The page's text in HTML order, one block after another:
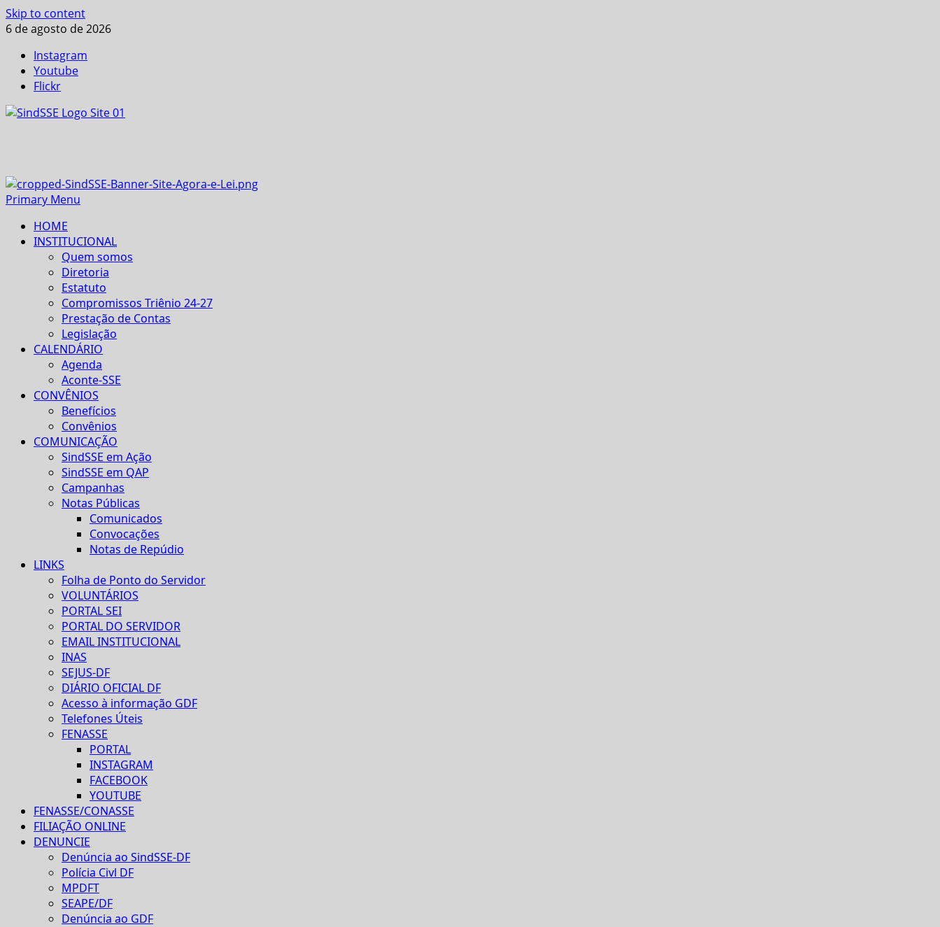
Skip to content
6 de agosto de 2026
Instagram
Youtube
Flickr
Primary Menu
HOME
INSTITUCIONAL
Quem somos
Diretoria
Estatuto
Compromissos Triênio 24-27
Prestação de Contas
Legislação
CALENDÁRIO
Agenda
Aconte-SSE
CONVÊNIOS
Benefícios
Convênios
COMUNICAÇÃO
SindSSE em Ação
SindSSE em QAP
Campanhas
Notas Públicas
Comunicados
Convocações
Notas de Repúdio
LINKS
Folha de Ponto do Servidor
VOLUNTÁRIOS
PORTAL SEI
PORTAL DO SERVIDOR
EMAIL INSTITUCIONAL
INAS
SEJUS-DF
DIÁRIO OFICIAL DF
Acesso à informação GDF
Telefones Úteis
FENASSE
PORTAL
INSTAGRAM
FACEBOOK
YOUTUBE
FENASSE/CONASSE
FILIAÇÃO ONLINE
DENUNCIE
Denúncia ao SindSSE-DF
Polícia Civl DF
MPDFT
SEAPE/DF
Denúncia ao GDF